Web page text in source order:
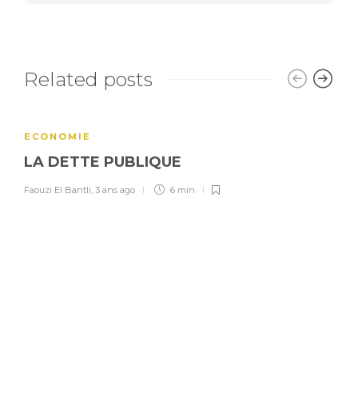
Related posts
ECONOMIE
LA DETTE PUBLIQUE
Faouzi El Bantli 3 ans ago 6 min